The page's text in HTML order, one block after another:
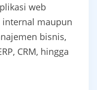
web
maupun
bisnis,
CRM, hingga